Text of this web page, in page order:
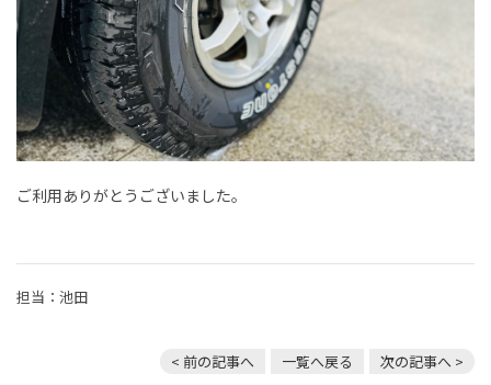
ご利用ありがとうございました。
担当：池田
< 前の記事へ 一覧へ戻る 次の記事へ >